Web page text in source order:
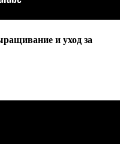
и уход за